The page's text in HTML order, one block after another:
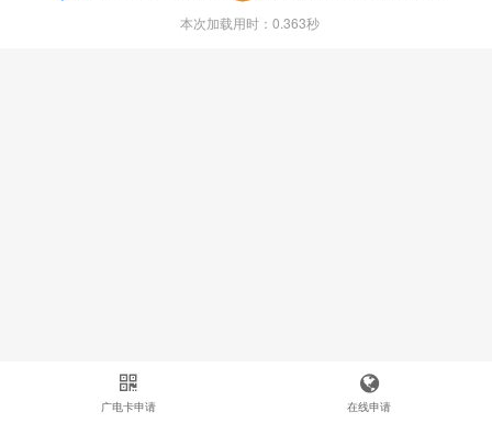
本次加载用时：0.363秒
广电卡申请 在线申请